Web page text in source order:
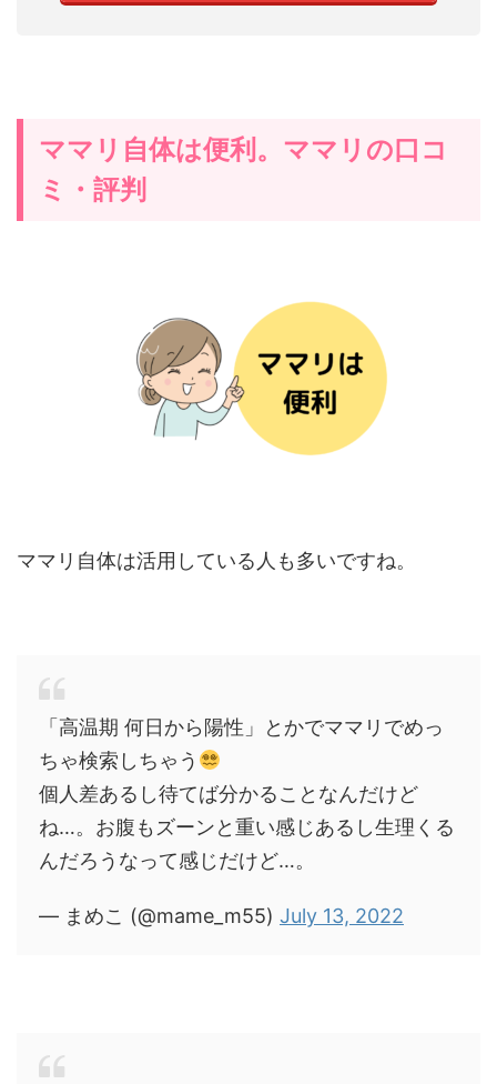
ママリ自体は便利。ママリの口コ
ミ・評判
ママリ自体は活用している人も多いですね。
「高温期 何日から陽性」とかでママリでめっ
ちゃ検索しちゃう
個人差あるし待てば分かることなんだけど
ね…。お腹もズーンと重い感じあるし生理くる
んだろうなって感じだけど…。
— まめこ (@mame_m55) July 13, 2022